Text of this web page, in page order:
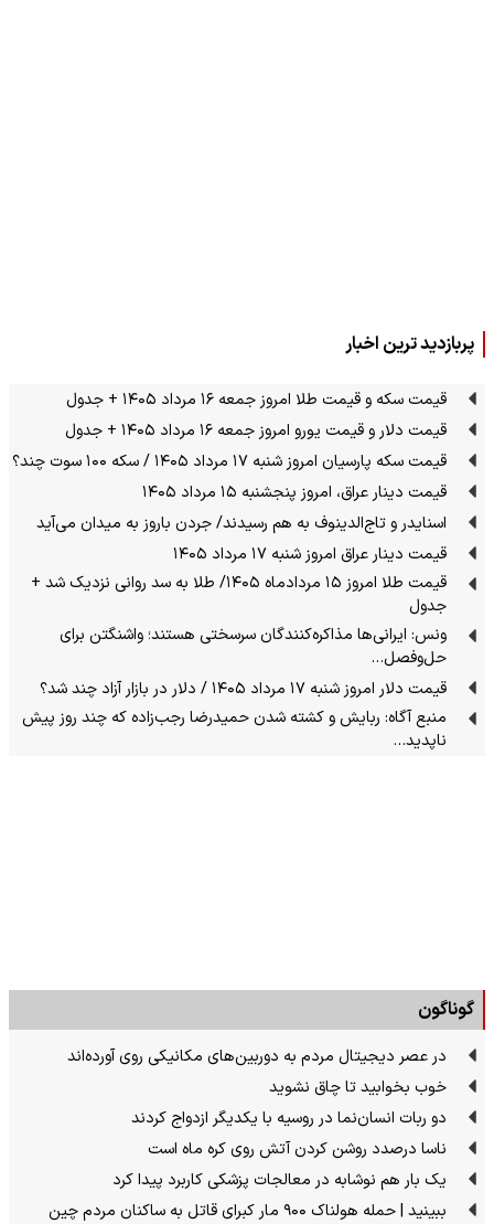
پربازدید ترین اخبار
قیمت سکه و قیمت طلا امروز جمعه ۱۶ مرداد ۱۴۰۵ + جدول
قیمت دلار و قیمت یورو امروز جمعه ۱۶ مرداد ۱۴۰۵ + جدول
قیمت سکه پارسیان امروز شنبه ۱۷ مرداد ۱۴۰۵ / سکه ۱۰۰ سوت چند؟
قیمت دینار عراق، امروز پنجشنبه ۱۵ مرداد ۱۴۰۵
اسنایدر و تاج‌الدینوف به هم رسیدند/ جردن باروز به میدان می‌آید
قیمت دینار عراق امروز شنبه ۱۷ مرداد ۱۴۰۵
قیمت طلا امروز ۱۵ مردادماه ۱۴۰۵/ طلا به سد روانی نزدیک شد +
جدول
ونس: ایرانی‌ها مذاکره‌کنندگان سرسختی هستند؛ واشنگتن برای
حل‌وفصل…
قیمت دلار امروز شنبه ۱۷ مرداد ۱۴۰۵ / دلار در بازار آزاد چند شد؟
منبع آگاه: ربایش و کشته شدن حمیدرضا رجب‌زاده که چند روز پیش
ناپدید…
گوناگون
در عصر دیجیتال مردم به دوربین‌های مکانیکی روی آورده‌اند
خوب بخوابید تا چاق نشوید
دو ربات انسان‌نما در روسیه با یکدیگر ازدواج کردند
ناسا درصدد روشن کردن آتش روی کره ماه است
یک بار هم نوشابه در معالجات پزشکی کاربرد پیدا کرد
ببینید | حمله هولناک ۹۰۰ مار کبرای قاتل به ساکنان مردم چین